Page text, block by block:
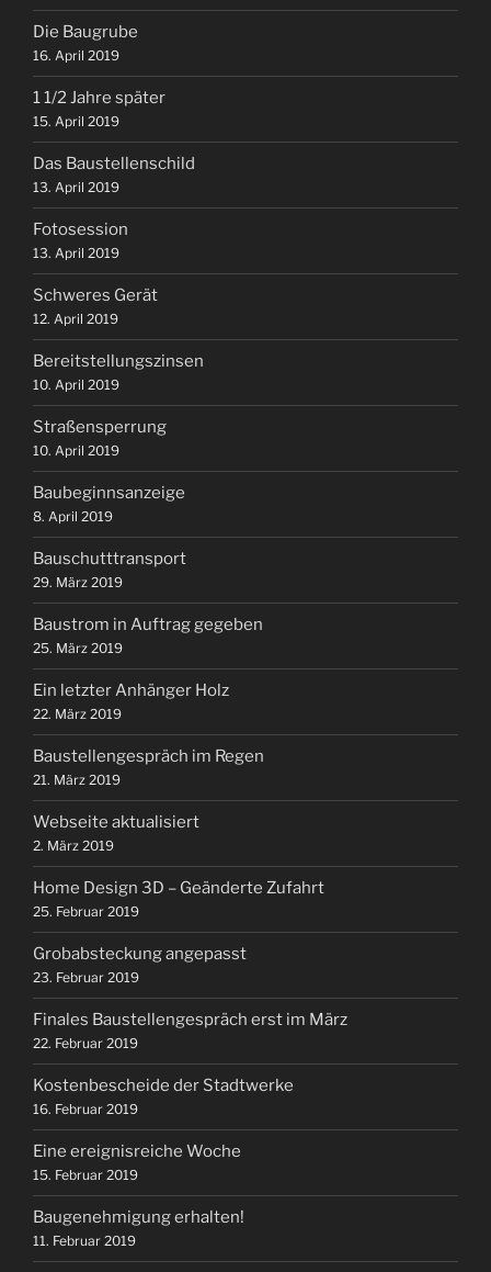
Die Baugrube
16. April 2019
1 1/2 Jahre später
15. April 2019
Das Baustellenschild
13. April 2019
Fotosession
13. April 2019
Schweres Gerät
12. April 2019
Bereitstellungszinsen
10. April 2019
Straßensperrung
10. April 2019
Baubeginnsanzeige
8. April 2019
Bauschutttransport
29. März 2019
Baustrom in Auftrag gegeben
25. März 2019
Ein letzter Anhänger Holz
22. März 2019
Baustellengespräch im Regen
21. März 2019
Webseite aktualisiert
2. März 2019
Home Design 3D – Geänderte Zufahrt
25. Februar 2019
Grobabsteckung angepasst
23. Februar 2019
Finales Baustellengespräch erst im März
22. Februar 2019
Kostenbescheide der Stadtwerke
16. Februar 2019
Eine ereignisreiche Woche
15. Februar 2019
Baugenehmigung erhalten!
11. Februar 2019